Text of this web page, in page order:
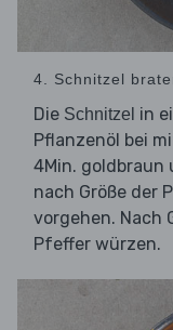
4. Schnitzel
Die Schnitzel in
Pflanzenöl bei
4Min. goldbraun
nach Größe der
vorgehen. Nach
Pfeffer würzen.